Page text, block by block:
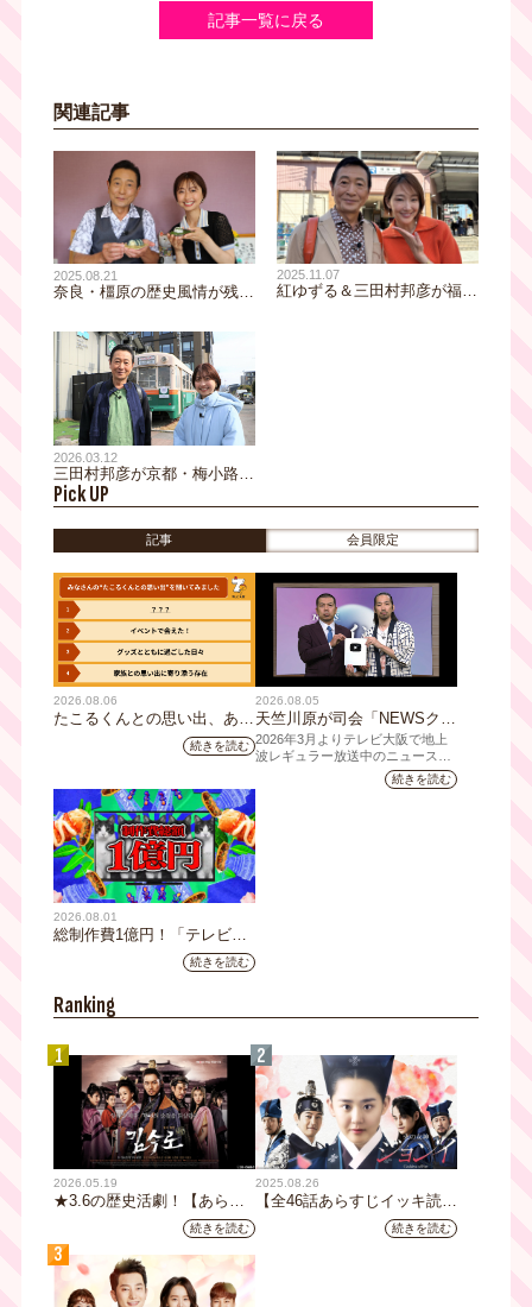
記事一覧に戻る
関連記事
2025.08.21
奈良・橿原の歴史風情が残る
2025.11.07
紅ゆずる＆三田村邦彦が福
2026.03.12
三田村邦彦が京都・梅小路へ
♪まぐろ丼・鱧かつ・だし巻
きサンドなど、美味いもん三
昧のおとな旅！三田村大興奮
Pick UP
記事 会員限定
2026.08.06
たこるくんとの思い出、あり
ますか？会員のみなさんに聞
続きを読む
2026.08.05
天竺川原が司会「NEWSクラ
イシス」チャンネル登録者数
10万人突破！テレビ大阪の番
組史上最速記録を更新
2026年3月よりテレビ大阪で地上
波レギュラー放送中のニュース番
組「NEWSクライシス」が、この
たび2026年7月12日(日)に、
続きを読む
2026.08.01
総制作費1億円！「テレビ大
阪ネクストIPプロジェクト」
第1弾採用企画が決定 第2弾
応募も締切
続きを読む
Ranking
1
2026.05.19
★3.6の歴史活劇！【あらす
じ全32話イッキ読み】韓国ド
ラマ『鉄の王 キム・スロ』
｜テレビ大阪5月20日(水)あ
さ8時00分スタート【TVer配
信あり】
続きを読む
2
2025.08.26
【全46話あらすじイッキ読
み】韓国ドラマ『火の女神
ジョンイ』｜テレビ大阪 9
続きを読む
3